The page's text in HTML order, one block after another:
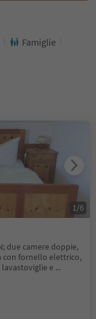
Famiglie
due camere doppie,
con fornello elettrico,
e ...
1 /6